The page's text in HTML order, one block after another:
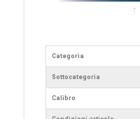
Categoria
Sottocategoria
Calibro